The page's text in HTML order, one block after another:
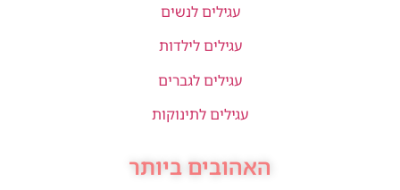
עגילים לנשים
עגילים לילדות
עגילים לגברים
עגילים לתינוקות
האהובים ביותר